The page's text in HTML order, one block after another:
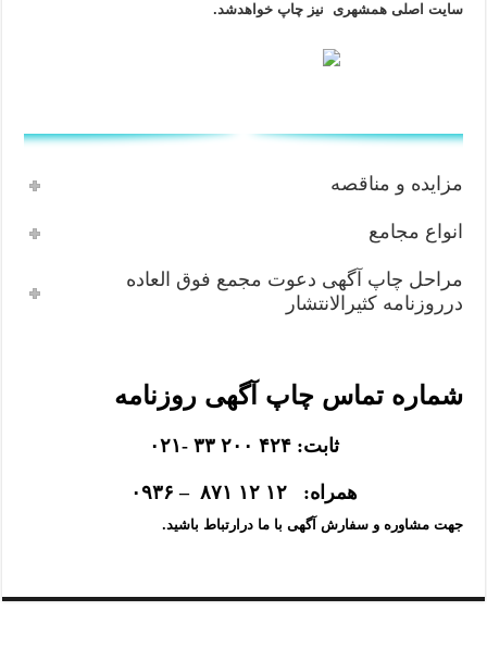
سایت اصلی همشهری نیز چاپ خواهدشد.
مزایده و مناقصه
انواع مجامع
مراحل چاپ آگهی دعوت مجمع فوق العاده
درروزنامه کثیرالانتشار
شماره تماس چاپ آگهی روزنامه
ثابت: ۴۲۴ ۲۰۰ ۳۳ -۰۲۱
همراه: ۱۲ ۱۲ ۸۷۱ – ۰۹۳۶
جهت مشاوره و سفارش آگهی با ما درارتباط باشید.